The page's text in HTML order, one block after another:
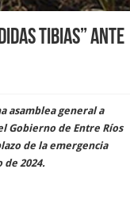
tibias” ante
asamblea general a
Gobierno de Entre Ríos
de la emergencia
de 2024.